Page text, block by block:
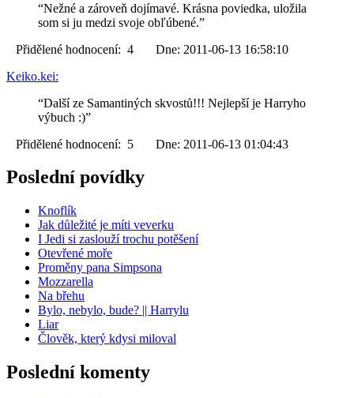
“Nežné a zároveň dojímavé. Krásna poviedka, uložila
som si ju medzi svoje obľúbené.”
Přidělené hodnocení: 4 Dne: 2011-06-13 16:58:10
Keiko.kei:
“Další ze Samantiných skvostů!!! Nejlepší je Harryho
výbuch :)”
Přidělené hodnocení: 5 Dne: 2011-06-13 01:04:43
Poslední povídky
Knoflík
Jak důležité je míti veverku
I Jedi si zaslouží trochu potěšení
Otevřené moře
Proměny pana Simpsona
Mozzarella
Na břehu
Bylo, nebylo, bude? || Harrylu
Liar
Člověk, který kdysi miloval
Poslední komenty